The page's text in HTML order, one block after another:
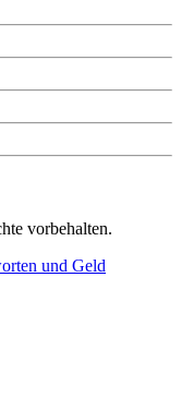
vorbehalten.